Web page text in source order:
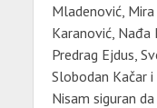
Mladenović,
Karanović, Nađa
Predrag Ejdus,
Slobodan Kačar
Nisam siguran